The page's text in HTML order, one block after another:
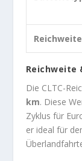
Reichweite
Reichweite
Die CLTC-
km. Diese
Zyklus für
er ideal für